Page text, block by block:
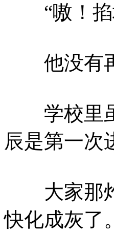
“嗷！掐
他没有再
学校里虽
辰是第一次
大家那灼
快化成灰了。